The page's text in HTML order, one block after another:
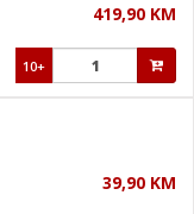
419,90 KM
10+
39,90 KM